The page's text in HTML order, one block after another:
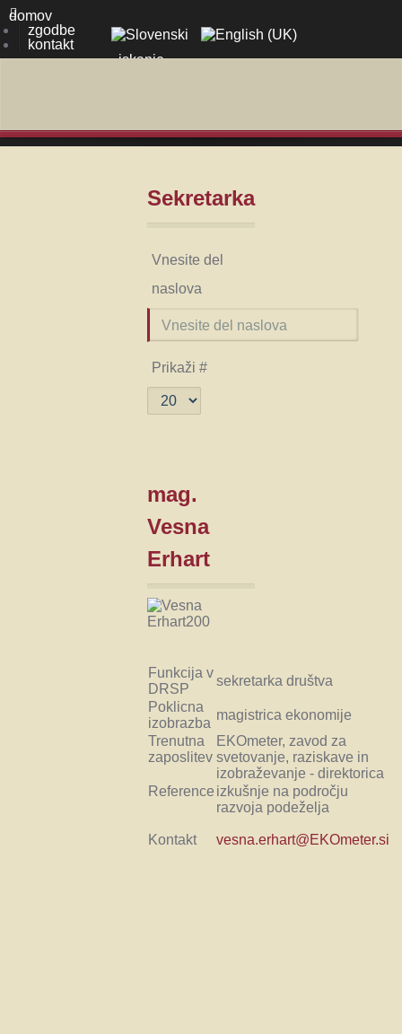
domov
zgodbe
kontakt
Sekretarka
Vnesite del
naslova
Prikaži #
mag.
Vesna
Erhart
Funkcija v
DRSP
sekretarka društva
Poklicna
izobrazba
magistrica ekonomije
Trenutna
zaposlitev
EKOmeter, zavod za
svetovanje, raziskave in
izobraževanje - direktorica
Reference izkušnje na področju
razvoja podeželja
Kontakt vesna.erhart@EKOmeter.si